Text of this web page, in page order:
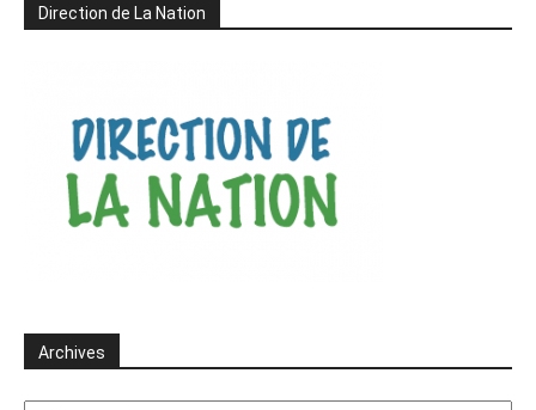
Direction de La Nation
Archives
Archives